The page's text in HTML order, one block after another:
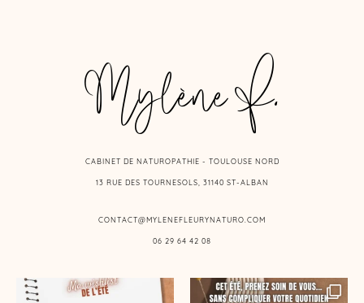
Mylène F.
CABINET DE NATUROPATHIE - TOULOUSE NORD
13 RUE DES TOURNESOLS, 31140 ST-ALBAN
CONTACT@MYLENEFLEURYNATURO.COM
06 29 64 42 08